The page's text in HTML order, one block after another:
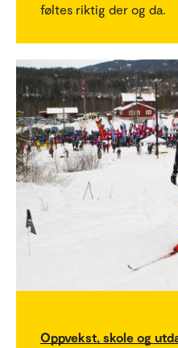
føltes riktig der og da.
Oppvekst, skole og